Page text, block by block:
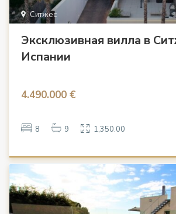
Ситжес
Эксклюзивная вилла в
Испании
4.490.000 €
8 9 1,350.00